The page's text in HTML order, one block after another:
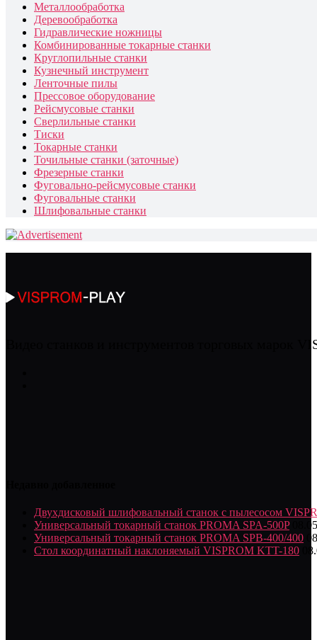
Металлообработка
Деревообработка
Гидравлические ножницы
Комбинированные токарные станки
Круглопильные станки
Кузнечный инструмент
Ленточные пилы
Прессовое оборудование
Рейсмусовые станки
Сверлильные станки
Тиски
Токарные станки
Точильные станки (заточные)
Фрезерные станки
Фуговально-рейсмусовые станки
Фуговальные станки
Шлифовальные станки
Видео станков и инструментов торговых марок
Двухдисковый шлифовальный станок с пылесосом
Универсальный токарный станок PROMA SPA-500P
Универсальный токарный станок PROMA SPB-400/400
Стол координатный наклоняемый VISPROM KTT-180